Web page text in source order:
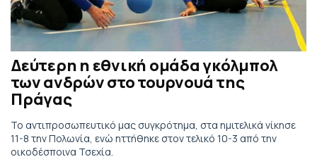
Δεύτερη η εθνική ομάδα γκόλμπολ
των ανδρών στο τουρνουά της
Πράγας
Το αντιπροσωπευτικό μας συγκρότημα, στα ημιτελικά νίκησε
11-8 την Πολωνία, ενώ ηττήθηκε στον τελικό 10-3 από την
οικοδέσποινα Τσεχία.